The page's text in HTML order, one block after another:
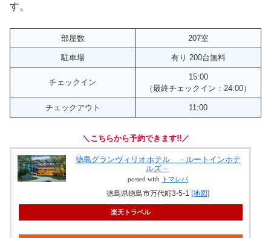
す。
部屋数 207室
駐車場 有り 200台無料
チェックイン
15:00
（最終チェックイン：24:00）
チェックアウト 11:00
＼こちらから予約できます!!／
徳島グランヴィリオホテル －ルートインホテ
ルズ－
posted with トマレバ
徳島県徳島市万代町3-5-1 [地図]
楽天トラベル